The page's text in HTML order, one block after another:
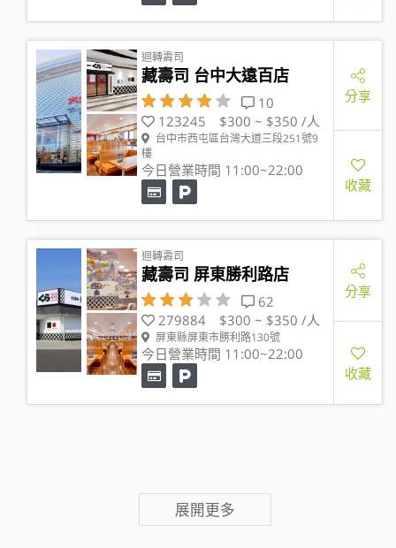
迴轉壽司
藏壽司 台中大遠百店
10
123245
$300 ~ $350 /人
台中市西屯區台灣大道三段251號9
樓
今日營業時間 11:00~22:00
分享
收藏
迴轉壽司
藏壽司 屏東勝利路店
62
279884
$300 ~ $350 /人
屏東縣屏東市勝利路130號
今日營業時間 11:00~22:00
分享
收藏
展開更多